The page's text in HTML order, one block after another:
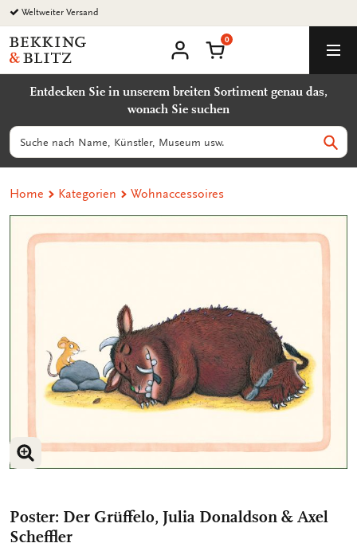
Zurück
zum
Inhalt
Weltweiter Versand
Bekking
&
Uitgevers
Warenkorb
0
Entdecken Sie in unserem breiten Sortiment genau das,
wonach Sie suchen
Suchen
Home Kategorien Wohnaccessoires
BILD VERGRÖSSERN
Poster: Der Grüffelo, Julia Donaldson & Axel
Scheffler